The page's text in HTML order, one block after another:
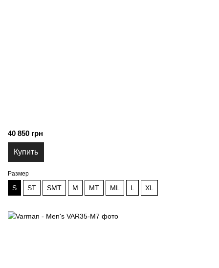
40 850 грн
Купить
Размер
S ST SMT M MT ML L XL